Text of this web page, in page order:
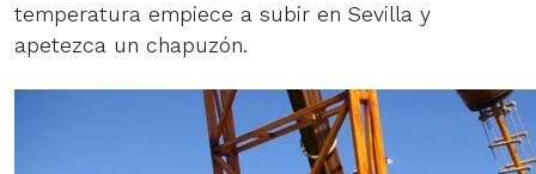
temperatura empiece a subir en Sevilla y
apetezca un chapuzón.